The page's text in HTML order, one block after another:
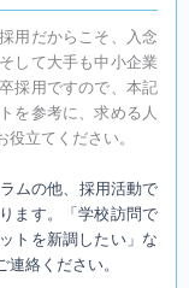
用だからこそ、入念
して大手も中小企業
採用ですので、本記
を参考に、求める人
立てください。
ムの他、採用活動で
ます。「学校訪問で
トを新調したい」な
絡ください。